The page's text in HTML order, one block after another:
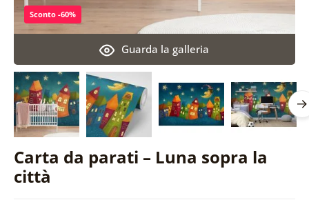
Carta da parati – Luna sopra la
città
Guarda la galleria
Sconto -60%